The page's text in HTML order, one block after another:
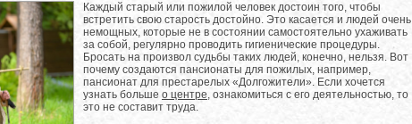
Каждый старый или пожилой человек достоин того, чтобы
встретить свою старость достойно. Это касается и людей очень
немощных, которые не в состоянии самостоятельно ухаживать
за собой, регулярно проводить гигиенические процедуры.
Бросать на произвол судьбы таких людей, конечно, нельзя. Вот
почему создаются пансионаты для пожилых, например,
пансионат для престарелых «Долгожители». Если хочется
узнать больше о центре, ознакомиться с его деятельностью, то
это не составит труда.